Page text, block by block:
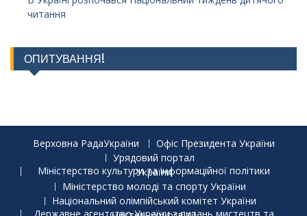
читання
ОПИТУВАННЯ!
Верховна РадаУкраїни
Офіс Президента України
Урядовий портал
Міністерство культури та інформаційної політики України
Міністерство молоді та спорту України
Національний олімпійський комітет України